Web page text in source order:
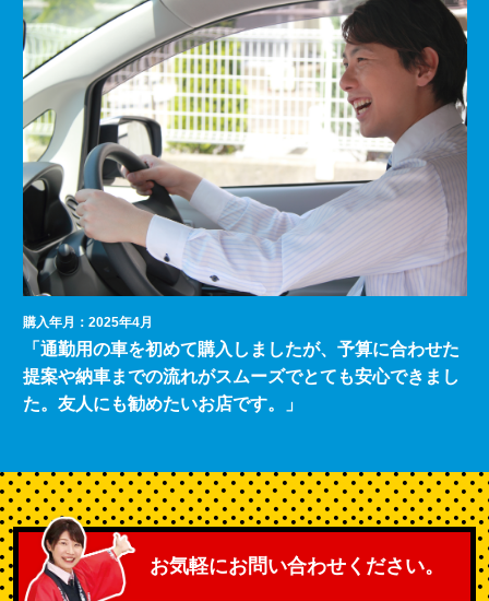
購入年月：2025年4月
「通勤用の車を初めて購入しましたが、予算に合わせた
提案や納車までの流れがスムーズでとても安心できまし
た。友人にも勧めたいお店です。」
お気軽にお問い合わせください。